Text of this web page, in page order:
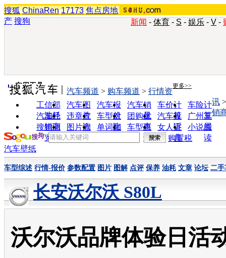
搜狐 ChinaRen 17173 焦点房地
产 搜狗 新闻 - 体育 - S - 娱乐 - V -
实用工具 更多>>
工信部
油耗
汽车图
片
汽车报
价
汽车销
量
车价计
算
车险计
算
汽车经
销商
违章查
询
车型对
比
团购优
惠
汽车投
诉
广州车
展
搜狗浏
览器
图片欣
赏
单词翻
车型查
询
女人宝
典
小说阅
读
汽车频道 > 购车频道 > 行情资
讯
销
购置税
汽车壁纸
车型综述 行情-报价 参数配置 图片 图解 点评 保养 油耗 文章 论坛 二手
长安沃尔沃 S80L
沃尔沃品牌体验日活